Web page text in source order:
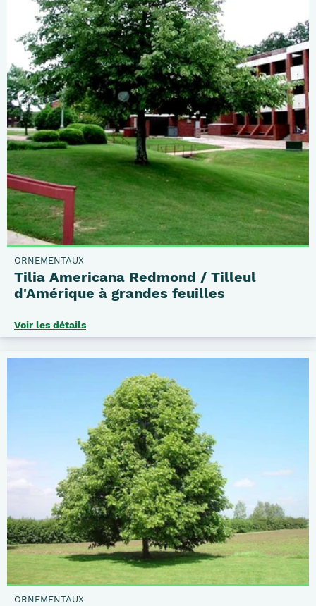
ORNEMENTAUX
Tilia Americana Redmond / Tilleul
d'Amérique à grandes feuilles
Voir les détails
ORNEMENTAUX